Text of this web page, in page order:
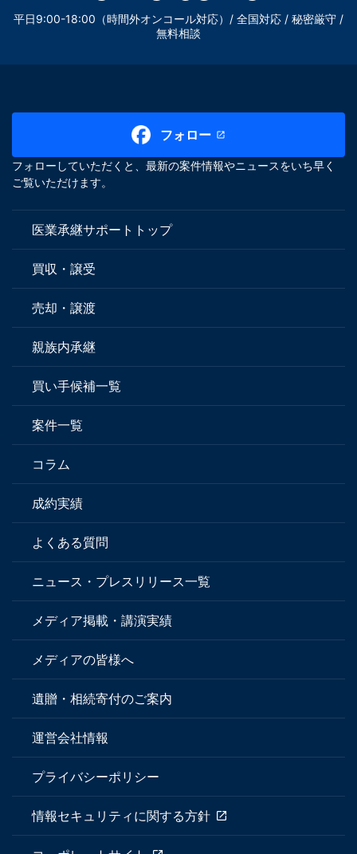
平日9:00-18:00（時間外オンコール対応）/ 全国対応 / 秘密厳守 /
無料相談
フォロー
フォローしていただくと、最新の案件情報やニュースをいち早く
ご覧いただけます。
医業承継サポートトップ
買収・譲受
売却・譲渡
親族内承継
買い手候補一覧
案件一覧
コラム
成約実績
よくある質問
ニュース・プレスリリース一覧
メディア掲載・講演実績
メディアの皆様へ
遺贈・相続寄付のご案内
運営会社情報
プライバシーポリシー
情報セキュリティに関する方針